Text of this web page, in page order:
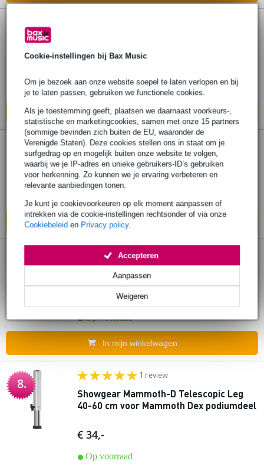
Cookie-instellingen bij Bax Music
Om je bezoek aan onze website soepel te laten verlopen en bij
je te laten passen, gebruiken we functionele cookies.
Als je toestemming geeft, plaatsen we daarnaast voorkeurs-,
statistische en marketingcookies, samen met onze 15 partners
(sommige bevinden zich buiten de EU, waaronder de
Verenigde Staten). Deze cookies stellen ons in staat om je
surfgedrag op en mogelijk buiten onze website te volgen,
waarbij we je IP-adres en unieke gebruikers-ID’s gebruiken
voor herkenning. Zo kunnen we je ervaring verbeteren en
relevante aanbiedingen tonen.
Je kunt je cookievoorkeuren op elk moment aanpassen of
intrekken via de cookie-instellingen rechtsonder of via onze
Cookiebeleid en Privacy policy.
Weigeren
Aanpassen
Accepteren
5.
€ 367,-
Op voorraad
In mijn winkelwagen
6. Stagedex Topline 2m x 1m podiumdeel
€ 415,-
In mijn winkelwagen
7.
Showgear Mammoth Dex 2x0.5m
podiumdeel zonder poten
€ 363,- € 337,-
Op voorraad
In mijn winkelwagen
8.
1 review
Showgear Mammoth-D Telescopic Leg
40-60 cm voor Mammoth Dex podiumdeel
€ 34,-
Op voorraad